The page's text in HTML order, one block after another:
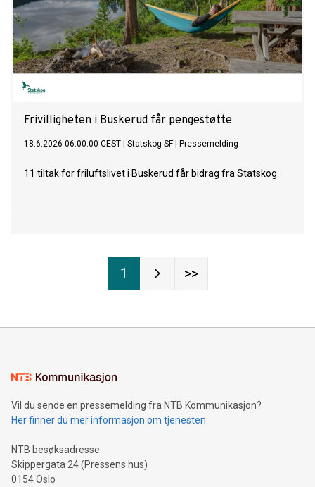
Frivilligheten i Buskerud får pengestøtte
18.6.2026 06:00:00 CEST Statskog SF| Pressemelding
11 tiltak for friluftslivet i Buskerud får bidrag fra Statskog.
1 >>
Vil du sende en pressemelding fra NTB Kommunikasjon?
Her finner du mer informasjon om tjenesten
NTB besøksadresse
Skippergata 24 (Pressens hus)
0154 Oslo